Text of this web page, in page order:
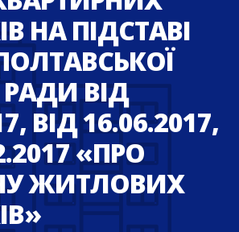
НА ПІДСТАВІ
РАДИ ВІД
ВІД 16.06.2017,
«ПРО
ЖИТЛОВИХ